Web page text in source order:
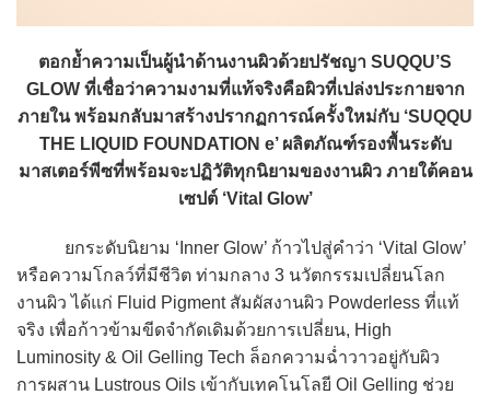
ตอกย้ำความเป็นผู้นำด้านงานผิวด้วยปรัชญา SUQQU’S
GLOW ที่เชื่อว่าความงามที่แท้จริงคือผิวที่เปล่งประกายจาก
ภายใน พร้อมกลับมาสร้างปรากฏการณ์ครั้งใหม่กับ ‘SUQQU
THE LIQUID FOUNDATION e’ ผลิตภัณฑ์รองพื้นระดับ
มาสเตอร์พีซที่พร้อมจะปฏิวัติทุกนิยามของงานผิว ภายใต้คอน
เซปต์ ‘Vital Glow’
ยกระดับนิยาม ‘Inner Glow’ ก้าวไปสู่คำว่า ‘Vital Glow’
หรือความโกลว์ที่มีชีวิต ท่ามกลาง 3 นวัตกรรมเปลี่ยนโลก
งานผิว ได้แก่ Fluid Pigment สัมผัสงานผิว Powderless ที่แท้
จริง เพื่อก้าวข้ามขีดจำกัดเดิมด้วยการเปลี่ยน, High
Luminosity & Oil Gelling Tech ล็อกความฉ่ำวาวอยู่กับผิว
การผสาน Lustrous Oils เข้ากับเทคโนโลยี Oil Gelling ช่วย